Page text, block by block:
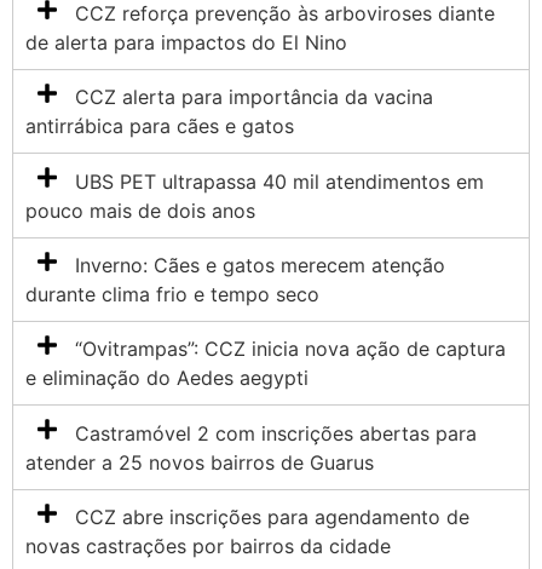
CCZ reforça prevenção às arboviroses diante
de alerta para impactos do El Nino
CCZ alerta para importância da vacina
antirrábica para cães e gatos
UBS PET ultrapassa 40 mil atendimentos em
pouco mais de dois anos
Inverno: Cães e gatos merecem atenção
durante clima frio e tempo seco
“Ovitrampas”: CCZ inicia nova ação de captura
e eliminação do Aedes aegypti
Castramóvel 2 com inscrições abertas para
atender a 25 novos bairros de Guarus
CCZ abre inscrições para agendamento de
novas castrações por bairros da cidade